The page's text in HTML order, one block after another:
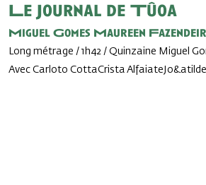
Le Journal de Tûoa
Miguel Gomes Maureen
Long métrage / 1h42 / Quinzaine Miguel
Avec Carloto CottaCrista